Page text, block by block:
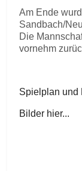
Am Ende
Sandbach/
Die
vornehm
Spielplan und
Bilder hier...